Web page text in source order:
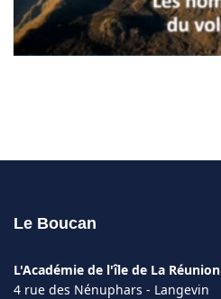
Le Boucan
L'Académie de l'île de La Réunion
4 rue des Nénuphars - Langevin